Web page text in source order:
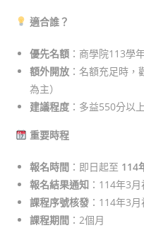
適合誰？
優先名額 ：商學院113學
額外開放 ：名額充足時
為主）
建議程度 ：多益550分以
重要時程
報名時間 ：即日起至 114
報名結果通知 ：114年3月
課程序號核發 ：114年3
課程期間 ：2個月